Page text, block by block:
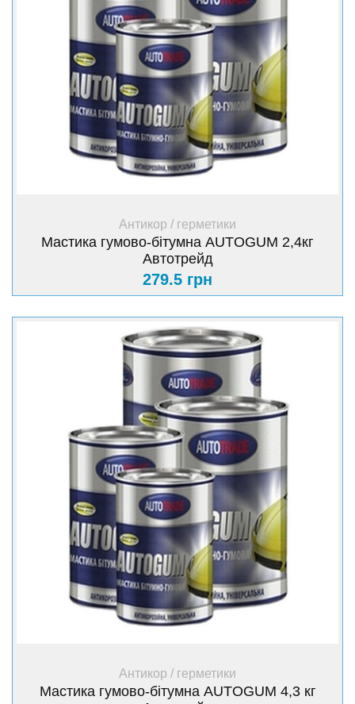
+ Купити
Антикор / герметики
Мастика гумово-бітумна AUTOGUM 2,4кг
Автотрейд
279.5 грн
+ Купити
Антикор / герметики
Мастика гумово-бітумна AUTOGUM 4,3 кг